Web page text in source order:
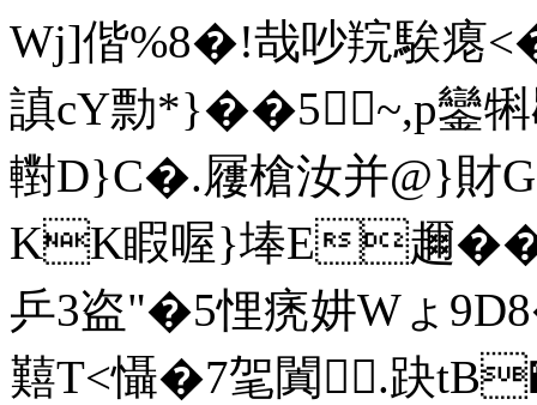
Wj]偕%8�!哉吵羦騃瘪
謓cY勡*}� �5~,p鑾
轛D}C�.屨槍汝并@}
KK睱喔}埲E趰�
乒3盗"�5悝痜妌Wょ
囏T<懾�7毠闐.趹